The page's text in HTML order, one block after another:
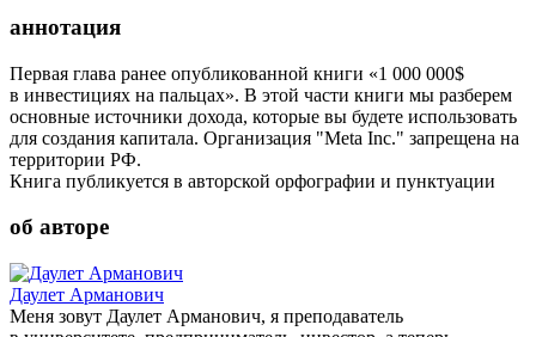
аннотация
Первая глава ранее опубликованной книги «1 000 000$
в инвестициях на пальцах». В этой части книги мы разберем
основные источники дохода, которые вы будете использовать
для создания капитала. Организация "Meta Inc." запрещена на
территории РФ.
Книга публикуется в авторской орфографии и пунктуации
об авторе
Даулет Арманович
Меня зовут Даулет Арманович, я преподаватель